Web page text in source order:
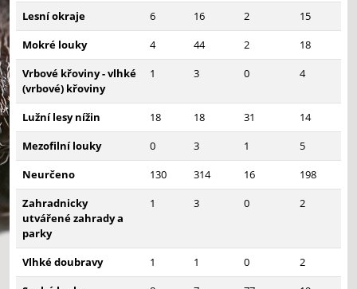
Lesní okraje 6 16 2
15
Mokré louky
4 44 2
18
Vrbové křoviny - vlhké
(vrbové) křoviny
1 3 0 4
Lužní lesy nížin 18 18 31
14
Mezofilní louky
0 3 1
5
Neurčeno
130 314 16
198
Zahradnicky
utvářené zahrady a
parky
1 3 0 2
Vlhké doubravy 1 1 0
2